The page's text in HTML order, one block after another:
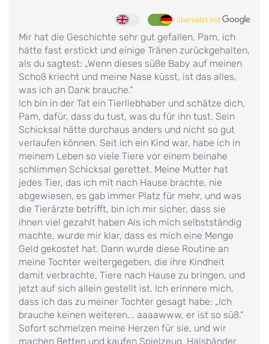
übersetzt mit
Mir hat die Geschichte sehr gut gefallen, Pam, ich
hätte fast erstickt und einige Tränen zurückgehalten,
als du sagtest: „Wenn dieses süße Baby auf meinen
Schoß kriecht und meine Nase küsst, ist das alles,
was ich an Dank brauche.“
Ich bin in der Tat ein Tierliebhaber und schätze dich,
Pam, dafür, dass du tust, was du für ihn tust. Sein
Schicksal hätte durchaus anders und nicht so gut
verlaufen können. Seit ich ein Kind war, habe ich in
meinem Leben so viele Tiere vor einem beinahe
schlimmen Schicksal gerettet. Meine Mutter hat
jedes Tier, das ich mit nach Hause brachte, nie
abgewiesen, es gab immer Platz für mehr, und was
die Tierärzte betrifft, bin ich mir sicher, dass sie
ihnen viel gezahlt haben Als ich mich selbstständig
machte, wurde mir klar, dass es mich eine Menge
Geld gekostet hat. Dann wurde diese Routine an
meine Tochter weitergegeben, die ihre Kindheit
damit verbrachte, Tiere nach Hause zu bringen, und
jetzt auf sich allein gestellt ist. Ich erinnere mich,
dass ich das zu meiner Tochter gesagt habe: „Ich
brauche keinen weiteren... aaaawww, er ist so süß.“
Sofort schmelzen meine Herzen für sie, und wir
machen Betten und kaufen Spielzeug, Halsbänder